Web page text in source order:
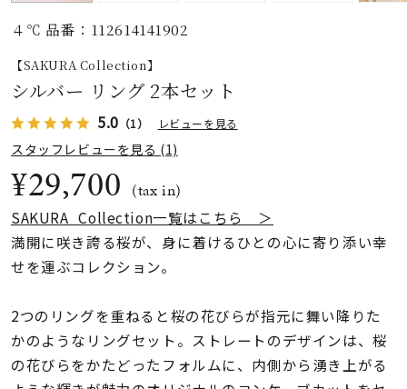
ト
着用シーン
コレクション
リングサイズ
～
４℃ 品番：112614141902
【SAKURA Collection】
シルバー リング 2本セット
5.0 （1） レビューを見る
スタッフレビューを見る (1)
¥29,700 (tax in)
SAKURA Collection一覧はこちら ＞
満開に咲き誇る桜が、身に着けるひとの心に寄り添い幸
せを運ぶコレクション。
2つのリングを重ねると桜の花びらが指元に舞い降りた
かのようなリングセット。ストレートのデザインは、桜
の花びらをかたどったフォルムに、内側から湧き上がる